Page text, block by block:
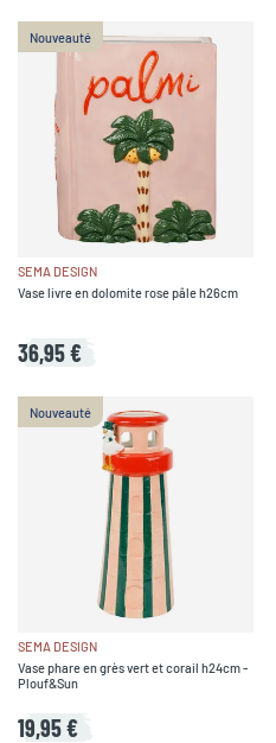
Nouveauté
SEMA DESIGN
Vase livre en dolomite rose pâle h26cm
36,95 €
Nouveauté
SEMA DESIGN
Vase phare en grès vert et corail h24cm -
Plouf&Sun
19,95 €